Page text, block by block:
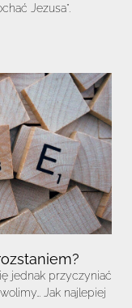
Jezusa”.
jednak przyczyniać
Jak najlepiej